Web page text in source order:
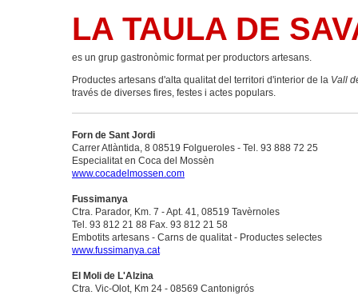
LA TAULA DE
es un grup gastronòmic format per productors artesans.
Productes artesans d'alta qualitat del territori d'interior de la Vall
través de diverses fires, festes i actes populars.
Forn de Sant Jordi
Carrer Atlàntida, 8 08519 Folgueroles - Tel. 93 888 72 25
Especialitat en Coca del Mossèn
www.cocadelmossen.com
Fussimanya
Ctra. Parador, Km. 7 - Apt. 41, 08519 Tavèrnoles
Tel. 93 812 21 88 Fax. 93 812 21 58
Embotits artesans - Carns de qualitat - Productes selectes
www.fussimanya.cat
El Moli de L'Alzina
Ctra. Vic-Olot, Km 24 - 08569 Cantonigrós